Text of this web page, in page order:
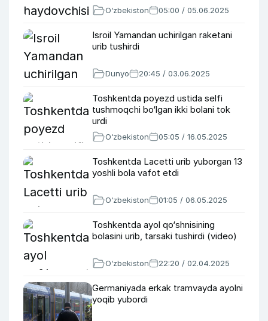
O‘zbekiston 05:00 / 05.06.2025
Isroil Yamandan uchirilgan raketani
urib tushirdi
Dunyo 20:45 / 03.06.2025
Toshkentda poyezd ustida selfi
tushmoqchi bo‘lgan ikki bolani tok
urdi
O‘zbekiston 05:05 / 16.05.2025
Toshkentda Lacetti urib yuborgan 13
yoshli bola vafot etdi
O‘zbekiston 01:05 / 06.05.2025
Toshkentda ayol qo‘shnisining
bolasini urib, tarsaki tushirdi (video)
O‘zbekiston 22:20 / 02.04.2025
Germaniyada erkak tramvayda ayolni
yoqib yubordi